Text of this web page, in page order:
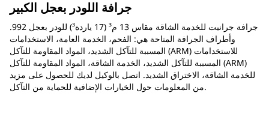
جرافة اللودر بعجل الكبير
جرافة جرانيت للخدمة الشاقة مقاس 13 م³ (17 ياردة³) للودر بعجل 992.
وأطراف الجرافة المتاحة هي: الفحم، الخدمة العامة، الاستخدامات
المسببة للتآكل الشديد، المواد المقاومة للتآكل (ARM) للاستخدامات
المسببة للتآكل الشديد، الخدمة الشاقة، المواد المقاومة للتآكل (ARM)
للخدمة الشاقة، الاختراق الشديد. اتصل بالوكيل لديك للحصول على مزيد
من المعلومات حول الخيارات الإضافية للحماية من التآكل.